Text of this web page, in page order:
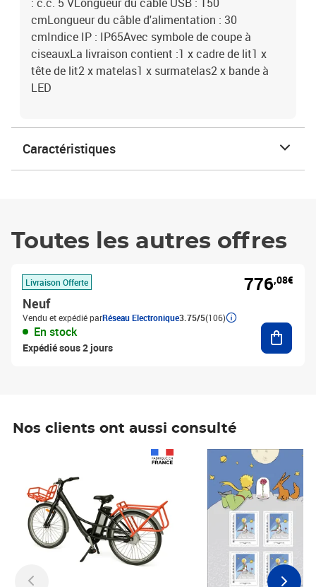
cmLongueur du câble d'alimentation : 30
cmIndice IP : IP65Avec symbole de coupe à
ciseauxLa livraison contient :1 x cadre de lit1 x
tête de lit2 x matelas1 x surmatelas2 x bande à
LED
Caractéristiques
Toutes les autres offres
Livraison Offerte
Neuf
Vendu et expédié parRéseau Electronique3.75/5(106)
En stock
Expédié sous 2 jours
776,08€
Nos clients ont aussi consulté
Prix 7,50€